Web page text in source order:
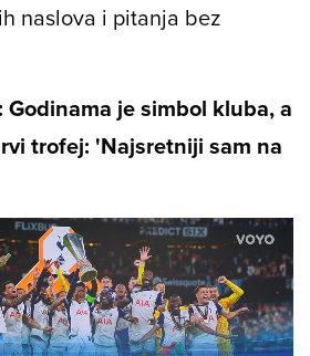
naslova i pitanja bez
je simbol kluba, a
trofej: 'Najsretniji sam na